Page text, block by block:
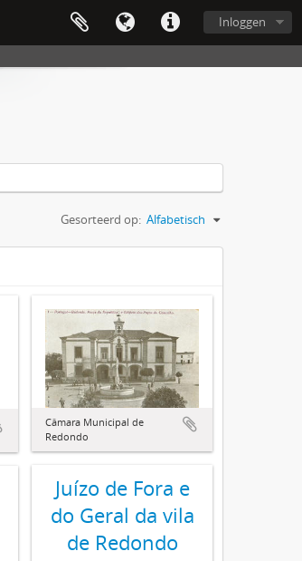
Inloggen
Gesorteerd op: Alfabetisch
Câmara Municipal de
Redondo
Juízo de Fora e
do Geral da vila
de Redondo